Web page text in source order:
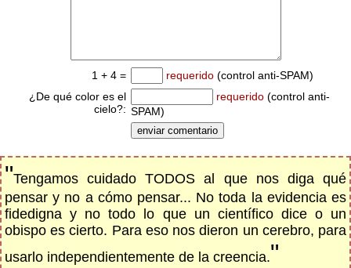
1 + 4 = requerido (control anti-SPAM)
¿De qué color es el
cielo?:
requerido (control anti-
SPAM)
"Tengamos cuidado TODOS al que nos diga qué
pensar y no a cómo pensar... No toda la evidencia es
fidedigna y no todo lo que un científico dice o un
obispo es cierto. Para eso nos dieron un cerebro, para
usarlo independientemente de la creencia."